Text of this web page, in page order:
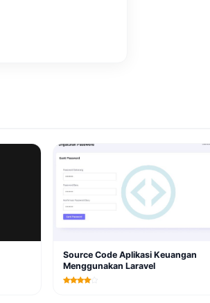
Source Code Aplikasi Keuangan
Menggunakan Laravel